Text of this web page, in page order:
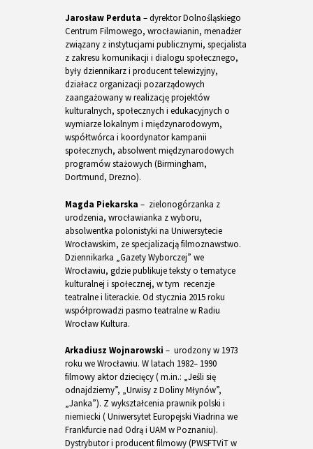
Jarosław Perduta – dyrektor Dolnośląskiego
Centrum Filmowego, wrocławianin, menadżer
związany z instytucjami publicznymi, specjalista
z zakresu komunikacji i dialogu społecznego,
były dziennikarz i producent telewizyjny,
działacz organizacji pozarządowych
zaangażowany w realizację projektów
kulturalnych, społecznych i edukacyjnych o
wymiarze lokalnym i międzynarodowym,
współtwórca i koordynator kampanii
społecznych, absolwent międzynarodowych
programów stażowych (Birmingham,
Dortmund, Drezno).
Magda Piekarska – zielonogórzanka z
urodzenia, wrocławianka z wyboru,
absolwentka polonistyki na Uniwersytecie
Wrocławskim, ze specjalizacją filmoznawstwo.
Dziennikarka „Gazety Wyborczej” we
Wrocławiu, gdzie publikuje teksty o tematyce
kulturalnej i społecznej, w tym recenzje
teatralne i literackie. Od stycznia 2015 roku
współprowadzi pasmo teatralne w Radiu
Wrocław Kultura.
Arkadiusz Wojnarowski – urodzony w 1973
roku we Wrocławiu. W latach 1982– 1990
filmowy aktor dziecięcy ( m.in.: „Jeśli się
odnajdziemy”, „Urwisy z Doliny Młynów”,
„Janka”). Z wykształcenia prawnik polski i
niemiecki ( Uniwersytet Europejski Viadrina we
Frankfurcie nad Odrą i UAM w Poznaniu).
Dystrybutor i producent filmowy (PWSFTViT w